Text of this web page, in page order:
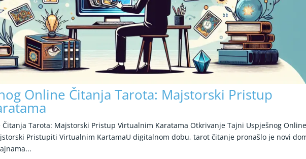
Online Čitanja Tarota: Majstorski Pristup
Čitanja Tarota: Majstorski Pristup Virtualnim Karatama Otkrivanje Tajni Uspješnog
Pristupiti Virtualnim KartamaU digitalnom dobu, tarot čitanje pronašlo je novi